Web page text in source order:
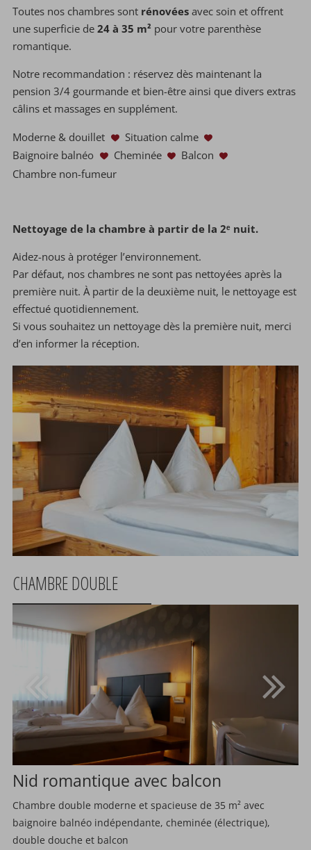
Toutes nos chambres sont rénovées avec soin et offrent
une superficie de24 à 35 m² pour votre parenthèse
romantique.
Notre recommandation : réservez dès maintenant la
pension 3/4 gourmande et bien-être ainsi que divers extras
câlins et massages en supplément.
Moderne & douillet
Situation calme
Baignoire balnéo
Cheminée
Balcon
Chambre non-fumeur
Nettoyage de la chambre à partir de la 2ᵉ nuit.
Aidez-nous à protéger l’environnement.
Par défaut, nos chambres ne sont pas nettoyées après la
première nuit. À partir de la deuxième nuit, le nettoyage est
effectué quotidiennement.
Si vous souhaitez un nettoyage dès la première nuit, merci
d’en informer la réception.
CHAMBRE DOUBLE
Nid romantique avec balcon
Chambre double moderne et spacieuse de 35 m² avec
baignoire balnéo indépendante, cheminée (électrique),
double douche et balcon